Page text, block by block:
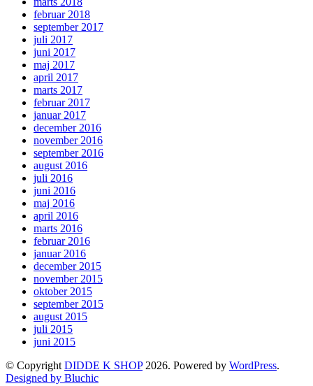
februar 2018
september 2017
juli 2017
juni 2017
maj 2017
april 2017
marts 2017
februar 2017
januar 2017
december 2016
november 2016
september 2016
august 2016
juli 2016
juni 2016
maj 2016
april 2016
marts 2016
februar 2016
januar 2016
december 2015
november 2015
oktober 2015
september 2015
august 2015
juli 2015
juni 2015
© Copyright DIDDE K SHOP2026. Powered by WordPress.
Designed by Bluchic